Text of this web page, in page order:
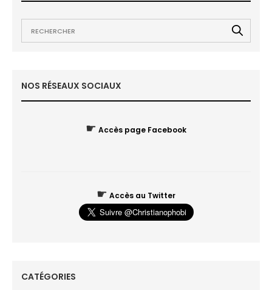
NOS RÉSEAUX SOCIAUX
☛ Accès page Facebook
☛ Accès au Twitter
CATÉGORIES